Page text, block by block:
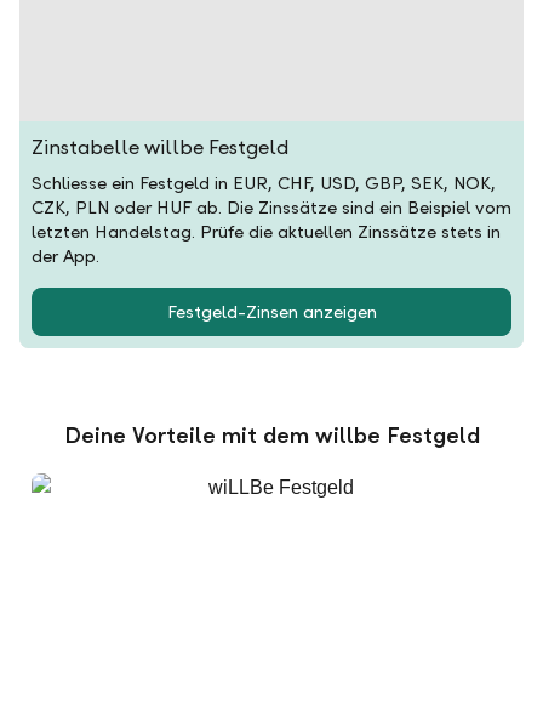
Zinstabelle willbe Festgeld
Schliesse ein Festgeld in EUR, CHF, USD, GBP, SEK, NOK,
CZK, PLN oder HUF ab. Die Zinssätze sind ein Beispiel vom
letzten Handelstag. Prüfe die aktuellen Zinssätze stets in
der App.
Festgeld-Zinsen anzeigen
Deine Vorteile mit dem willbe Festgeld